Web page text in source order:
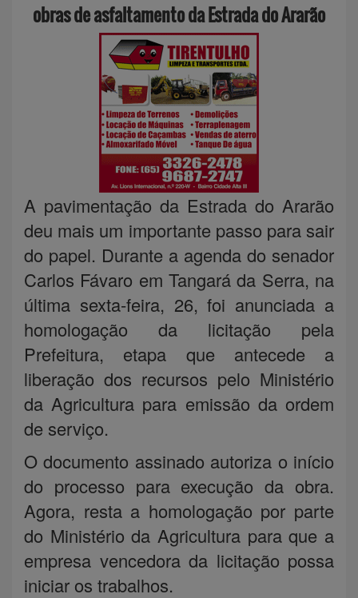
obras de asfaltamento da Estrada do Ararão
A pavimentação da Estrada do Ararão
deu mais um importante passo para sair
do papel. Durante a agenda do senador
Carlos Fávaro em Tangará da Serra, na
última sexta-feira, 26, foi anunciada a
homologação da licitação pela
Prefeitura, etapa que antecede a
liberação dos recursos pelo Ministério
da Agricultura para emissão da ordem
de serviço.
O documento assinado autoriza o início
do processo para execução da obra.
Agora, resta a homologação por parte
do Ministério da Agricultura para que a
empresa vencedora da licitação possa
iniciar os trabalhos.